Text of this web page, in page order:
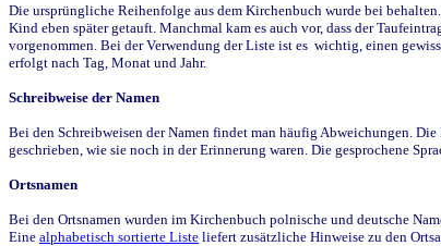
Die ursprüngliche Reihenfolge aus dem Kirchenbuch wurde bei
Kind eben später getauft. Manchmal kam es auch vor, dass der
vorgenommen. Bei der Verwendung der Liste ist es wichtig, einen
erfolgt nach Tag, Monat und Jahr.
Schreibweise der Namen
Bei den Schreibweisen der Namen findet man häufig Abweichungen.
geschrieben, wie sie noch in der Erinnerung waren. Die gesprochene
Ortsnamen
Bei den Ortsnamen wurden im Kirchenbuch polnische und deutsche
Eine alphabetisch sortierte Liste liefert zusätzliche Hinweise zu den